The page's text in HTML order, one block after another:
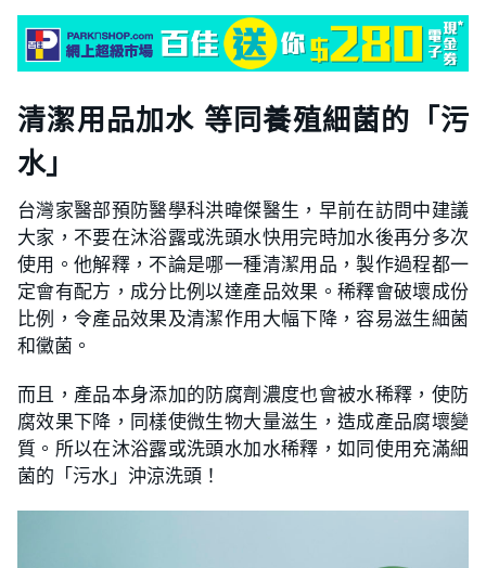
清潔用品加水 等同養殖細菌的「污
水」
台灣家醫部預防醫學科洪暐傑醫生，早前在訪問中建議
大家，不要在沐浴露或洗頭水快用完時加水後再分多次
使用。他解釋，不論是哪一種清潔用品，製作過程都一
定會有配方，成分比例以達產品效果。稀釋會破壞成份
比例，令產品效果及清潔作用大幅下降，容易滋生細菌
和黴菌。
而且，產品本身添加的防腐劑濃度也會被水稀釋，使防
腐效果下降，同樣使微生物大量滋生，造成產品腐壞變
質。所以在沐浴露或洗頭水加水稀釋，如同使用充滿細
菌的「污水」沖涼洗頭！